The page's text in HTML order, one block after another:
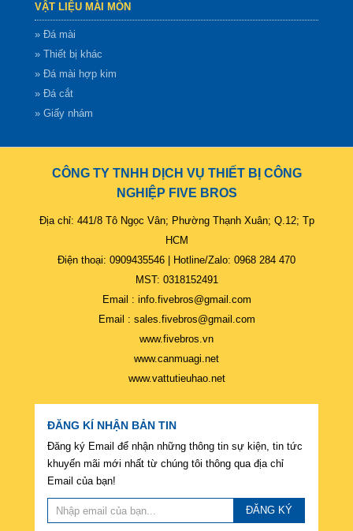
VẬT LIỆU MÀI MÒN
» Đá mài
» Thiết bị khác
» Đá mài hợp kim
» Đá cắt
» Giấy nhám
CÔNG TY TNHH DỊCH VỤ THIẾT BỊ CÔNG
NGHIỆP FIVE BROS
Địa chỉ: 441/8 Tô Ngọc Vân; Phường Thạnh Xuân; Q.12; Tp
HCM
Điện thoại: 0909435546 | Hotline/Zalo: 0968 284 470
MST: 0318152491
Email : info.fivebros@gmail.com
Email : sales.fivebros@gmail.com
www.fivebros.vn
www.canmuagi.net
www.vattutieuhao.net
ĐĂNG KÍ NHẬN BẢN TIN
Đăng ký Email để nhận những thông tin sự kiện, tin tức
khuyến mãi mới nhất từ chúng tôi thông qua địa chỉ
Email của bạn!
ĐĂNG KÝ